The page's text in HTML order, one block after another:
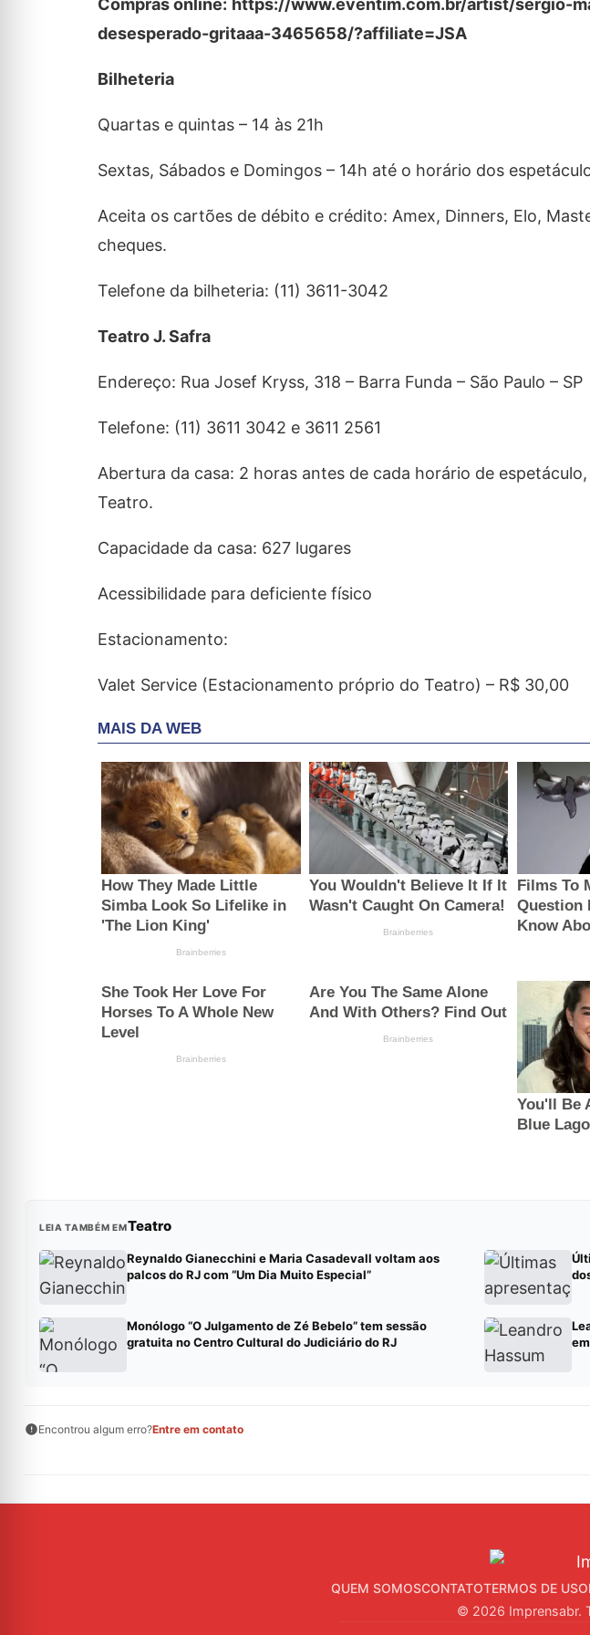
Compras online: https://www.eventim.com.br/artist/sergio-
desesperado-gritaaa-3465658/?affiliate=JSA
Bilheteria
Quartas e quintas – 14 às 21h
Sextas, Sábados e Domingos – 14h até o horário dos
Aceita os cartões de débito e crédito: Amex, Dinners, Elo,
cheques.
Telefone da bilheteria: (11) 3611-3042
Teatro J. Safra
Endereço: Rua Josef Kryss, 318 – Barra Funda – São Paulo – SP
Telefone: (11) 3611 3042 e 3611 2561
Abertura da casa: 2 horas antes de cada horário de
Teatro.
Capacidade da casa: 627 lugares
Acessibilidade para deficiente físico
Estacionamento:
Valet Service (Estacionamento próprio do Teatro) – R$ 30,00
LEIA TAMBÉM EMTeatro
Reynaldo Gianecchini e Maria Casadevall voltam aos
palcos do RJ com “Um Dia Muito Especial”
Monólogo “O Julgamento de Zé Bebelo” tem sessão
gratuita no Centro Cultural do Judiciário do RJ
Encontrou algum erro?Entre em contato
QUEM SOMOSCONTATOTERMOS DE USO
© 2026 Imprensabr.